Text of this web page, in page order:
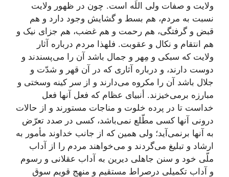
ولایت و صفات ولی اللَه است. چون در ظهور ولایت
نسبت به مردم، هم بسط و گشایش وجود دارد و هم
قبض و گرفتگی، هم رحمت و هم غضب، هم جزای نیک و
هم انتقام و نکال و عقوبت. فلهذا مردم درباره آثار
ولایت که سبکی و مِهر و جمال باشد آن را می‌پسندند و
دوست دارند، و درباره آثاری که در آن قهر و شدّت و
جلال باشد آن را مکروه می‌دارند و از سر کینه وسختی و
مبارزه برمی‌خیزند. أنبیای عظام که فعل آنها فعل
خداست تا در پرده خلوت و مناجات مستورند و از حالات
درونی آنها کسی مطّلع نمی‌باشد، کسی در صدد تعرّض
به آنها برنمی‌آید؛ ولی همین که از جانب خداوند مأمور به
ارشاد و تبلیغ می‌گردند و می‌خواهند مردم را از آداب
ملّی خود و سنن جاهلی دیرین به آداب عقلانی و رسوم
و آداب تکمیلی درصراط مستقیم و منهج قویم سوق